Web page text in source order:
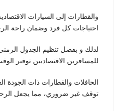
والقطارات إلى السيارات
احتياجات كل فرد وضمان راحة
لذلك و بفضل تنظيم الجدول
للمسافرين الاقتصاديين توفير
الحافلات والقطارات ذات الجودة
توقف غير ضروري، مما يجعل